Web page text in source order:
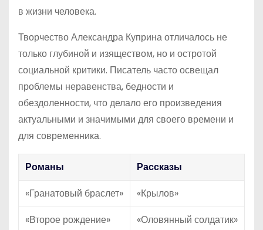
в жизни человека.
Творчество Александра Куприна отличалось не
только глубиной и изяществом, но и остротой
социальной критики. Писатель часто освещал
проблемы неравенства, бедности и
обездоленности, что делало его произведения
актуальными и значимыми для своего времени и
для современника.
Романы
Рассказы
«Гранатовый браслет»
«Крылов»
«Второе рождение»
«Оловянный солдатик»